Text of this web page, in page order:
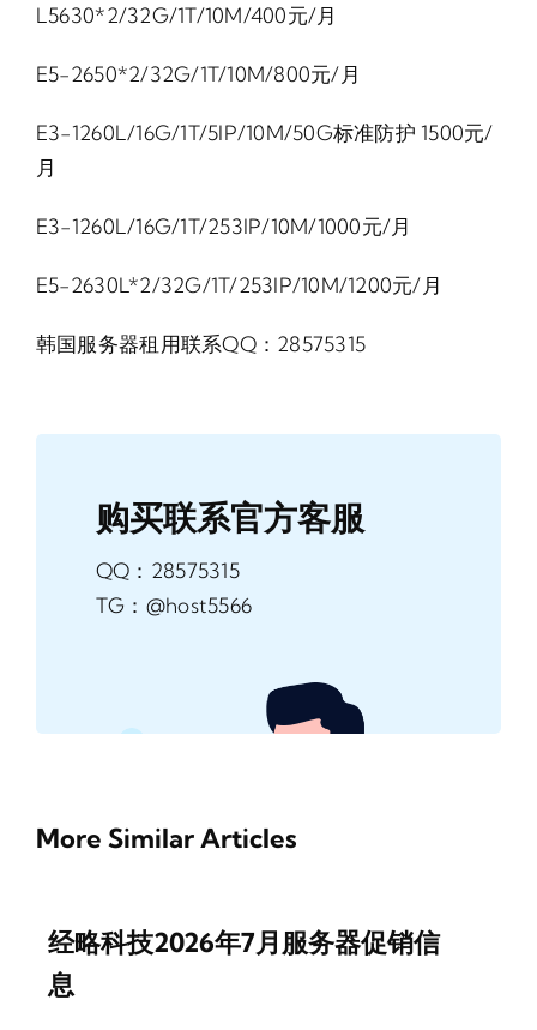
L5630*2/32G/1T/10M/400元/月
E5-2650*2/32G/1T/10M/800元/月
E3-1260L/16G/1T/5IP/10M/50G标准防护 1500元/
月
E3-1260L/16G/1T/253IP/10M/1000元/月
E5-2630L*2/32G/1T/253IP/10M/1200元/月
韩国服务器租用联系QQ：28575315
购买联系官方客服
QQ：28575315
TG：@host5566
More Similar Articles
经略科技2026年7月服务器促销信
息